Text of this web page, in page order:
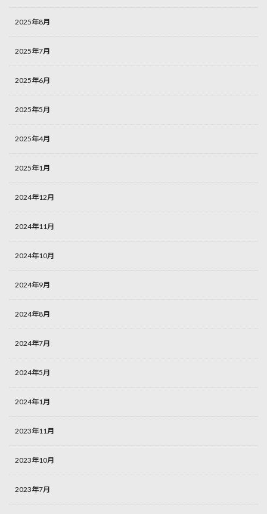
2025年8月
2025年7月
2025年6月
2025年5月
2025年4月
2025年1月
2024年12月
2024年11月
2024年10月
2024年9月
2024年8月
2024年7月
2024年5月
2024年1月
2023年11月
2023年10月
2023年7月